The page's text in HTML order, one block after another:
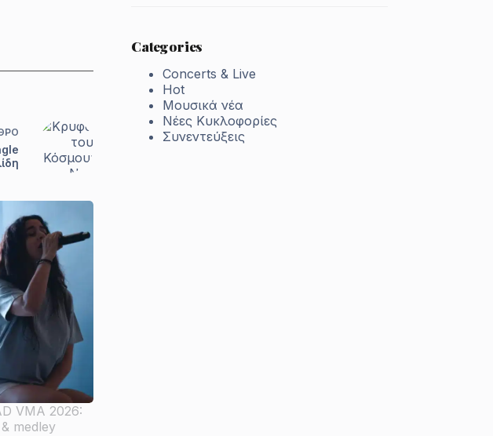
VMA 2026:
medley
Categories
Concerts & Live
Hot
Μουσικά νέα
Νέες Κυκλοφορίες
Συνεντεύξεις